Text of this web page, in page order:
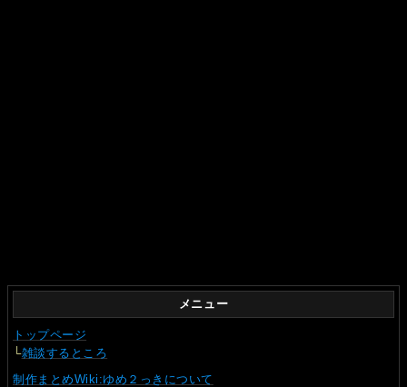
メニュー
トップページ
└雑談するところ
制作まとめWiki:ゆめ２っきについて